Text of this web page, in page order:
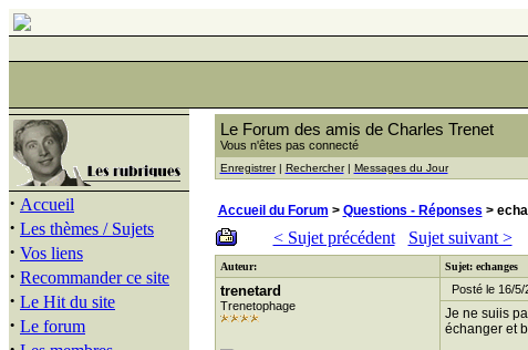
· Accueil
· Les thèmes / Sujets
· Vos liens
· Recommander ce site
· Le Hit du site
· Le forum
Le Forum des amis de Charles Trenet
Vous n'êtes pas connecté
Enregistrer| Rechercher| Messages du Jour
Accueil du Forum > Questions - Réponses >
< Sujet précédent Sujet suivant >
Auteur: Sujet: echanges
trenetard
Trenetophage
Posté le 16/5/
Je ne suiis
échanger et